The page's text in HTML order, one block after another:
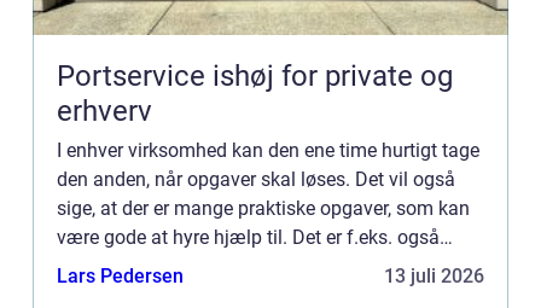
Portservice ishøj for private og
erhverv
I enhver virksomhed kan den ene time hurtigt tage
den anden, når opgaver skal løses. Det vil også
sige, at der er mange praktiske opgaver, som kan
være gode at hyre hjælp til. Det er f.eks. også
tilfældet, når det kommer til erhvervsrengøring.
Lars Pedersen 13 juli 2026